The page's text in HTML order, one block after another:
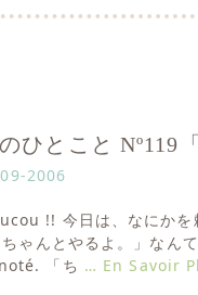
ひとこと Nº119
2006
!! 今日は、なにかを
ゃんとやるよ。」なん
「ち … En Savoir